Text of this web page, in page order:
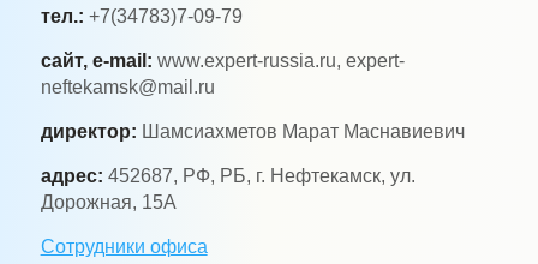
тел.: +7(34783)7-09-79
сайт, e-mail: www.expert-russia.ru, expert-
neftekamsk@mail.ru
директор: Шамсиахметов Марат Маснавиевич
адрес: 452687, РФ, РБ, г. Нефтекамск, ул.
Дорожная, 15А
Сотрудники офиса